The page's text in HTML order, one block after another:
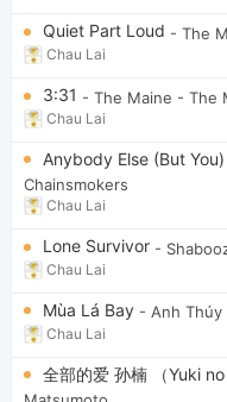
Quiet Part Loud - The
Chau Lai
3:31 - The Maine - The
Chau Lai
Anybody Else (But You)
Chainsmokers
Chau Lai
Lone Survivor -
Chau Lai
Mùa Lá Bay - Anh Thúy
Chau Lai
全部的爱 孙楠 （Yuki